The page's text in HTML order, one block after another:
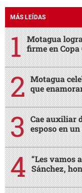
MÁS LEÍDAS
Motagua
firme en
Motagua
que
Cae auxiliar
esposo en
“Les vamos
Sánchez,